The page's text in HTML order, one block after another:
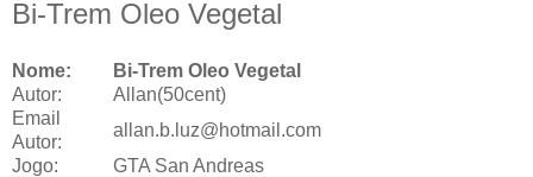
Bi-Trem Oleo Vegetal
Nome:
Bi-Trem Oleo Vegetal
Autor:
Allan(50cent)
Email
Autor:
allan.b.luz@hotmail.com
Jogo:
GTA San Andreas